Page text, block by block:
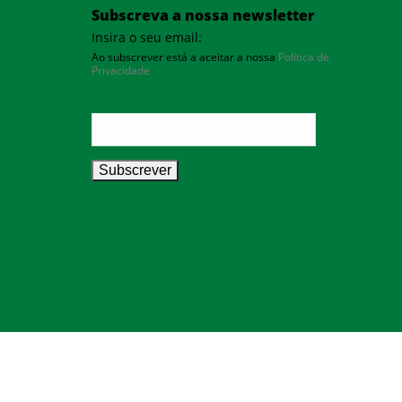
Subscreva a nossa newsletter
Insira o seu email:
Ao subscrever está a aceitar a nossa Política de
Privacidade